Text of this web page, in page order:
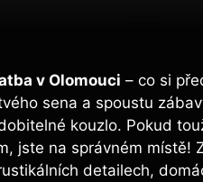
v Olomouci – co si
sena a spoustu
kouzlo. Pokud
jste na správném místě!
detailech,